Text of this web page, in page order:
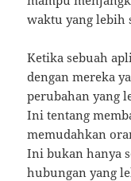
waktu yang lebih
Ketika sebuah
dengan mereka
perubahan yang
Ini tentang
memudahkan
Ini bukan hanya
hubungan yang